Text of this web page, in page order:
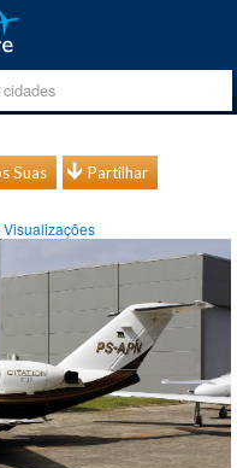
Suas Partilhar
Visualizações